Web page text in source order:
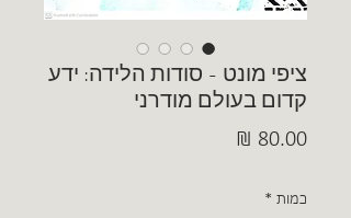
ציפי מונט - סודות הלידה: ידע
קדום בעולם מודרני
כמות *